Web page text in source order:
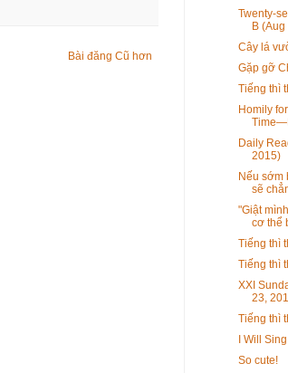
Bài đăng Cũ hơn
Twenty-
B (Aug
Cây lá
Gặp gỡ
Tiếng thì
Homily
Daily
2015)
Nếu sớm
sẽ
"Giật
cơ thể
Tiếng thì
Tiếng thì
XXI
23,
Tiếng thì
I Will
So cute!